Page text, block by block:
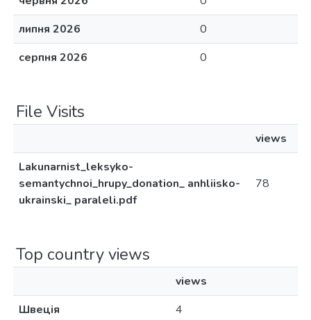
липня 2026
0
серпня 2026
0
File Visits
views
Lakunarnist_leksyko-
semantychnoi_hrupy_donation_ anhliisko-
ukrainski_ paraleli.pdf
78
Top country views
views
Швеція
4